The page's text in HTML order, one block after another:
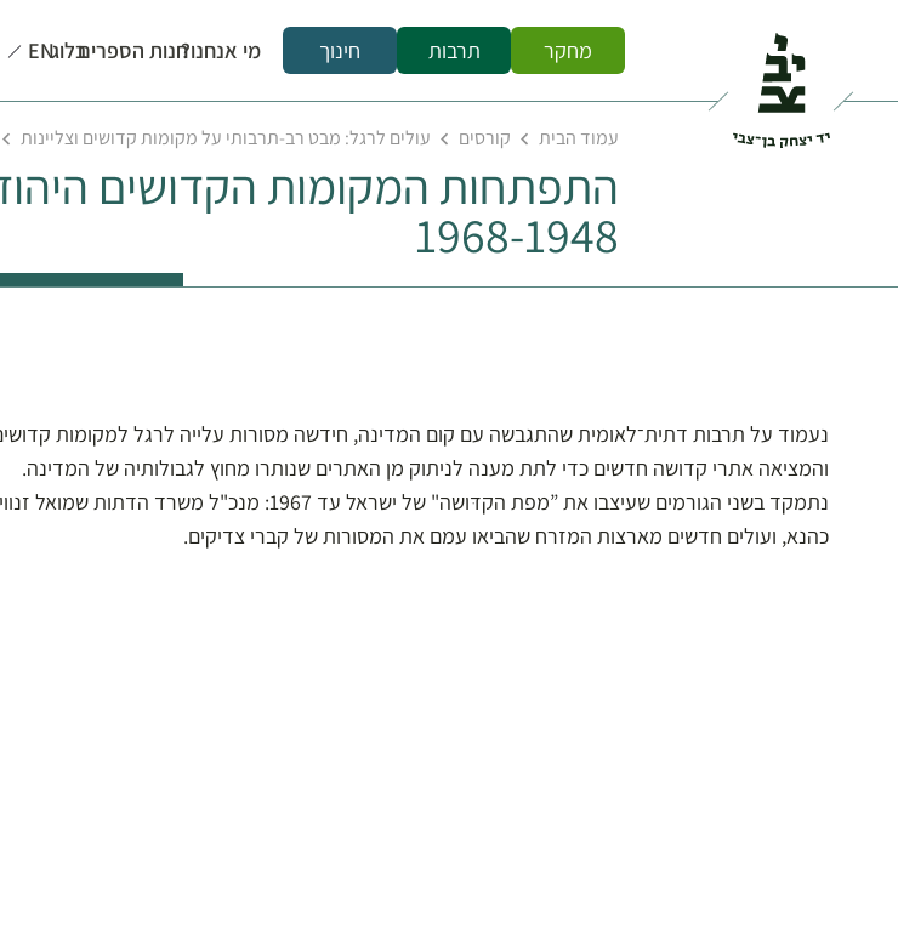
מחקר תרבות חינוך מי אנחנו?חנות הספריםבלוגEN
עמוד הבית קורסים עולים לרגל: מבט רב-תרבותי על מקומות קדושים וצליינות
התפתחות המקומות הקדושים
1968-1948
נעמוד על תרבות דתית־לאומית שהתגבשה עם קום המדינה, חידשה מסורות עלייה לרגל למקומות
והמציאה אתרי קדושה חדשים כדי לתת מענה לניתוק מן האתרים שנותרו מחוץ לגבולותיה של המדינה.
נתמקד בשני הגורמים שעיצבו את ”מפת הקדּושה" של ישראל עד 1967: מנכ"ל משרד הדתות שמואל
כהנא, ועולים חדשים מארצות המזרח שהביאו עמם את המסורות של קברי צדיקים.